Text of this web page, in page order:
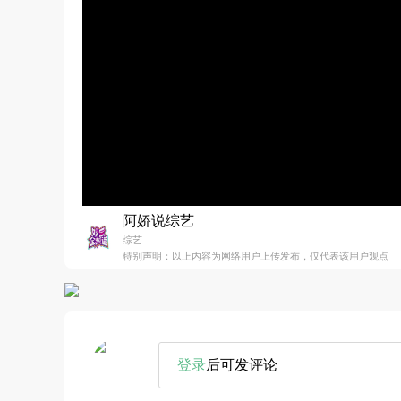
阿娇说综艺
综艺
特别声明：以上内容为网络用户上传发布，仅代表该用户观点
登录后可发评论